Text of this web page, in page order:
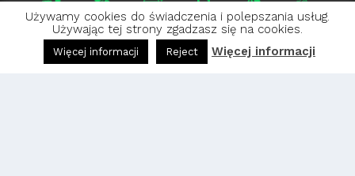
Używamy cookies do świadczenia i polepszania usług.
Używając tej strony zgadzasz się na cookies.
Więcej informacji Reject Więcej informacji